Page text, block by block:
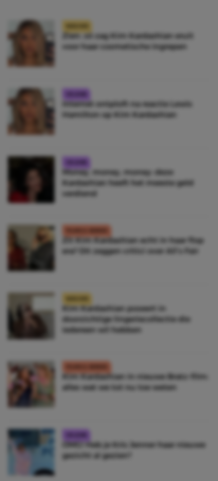
Zien: zó zag Kim Kardashian eruit
voor haar cosmetische ingrepen
Internet ontploft na reactie Lewis
Hamilton op Kim Kardashian
Money, money, money: deze
Kardashian heeft het meeste geld
verdiend
Zit Kim Kardashian echt in haar flop
era? Dit zeggen critici over All’s Fair
Kim Kardashian poseert in
doorzichtige lingeriecollectie die
iedereen wil hebben
Kim Kardashian in nieuwe Bratz-film:
alles wat we tot nu toe weten
OMG! Heb je Kris Jenner haar nieuwe
gezicht al gezien?